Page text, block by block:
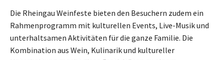
Die Rheingau Weinfeste bieten den Besuchern zudem ein
Rahmenprogramm mit kulturellen Events, Live-Musik und
unterhaltsamen Aktivitäten für die ganze Familie. Die
Kombination aus Wein, Kulinarik und kultureller